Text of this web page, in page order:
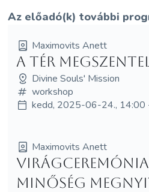
Az előadó(k) további
Maximovits Anett
A Tér
Divine Souls' Mission
workshop
kedd, 2025-06-24., 14:00
Maximovits Anett
Virágceremónia
Minőség